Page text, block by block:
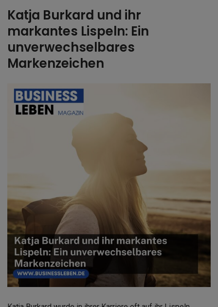
Katja Burkard und ihr
markantes Lispeln: Ein
unverwechselbares
Markenzeichen